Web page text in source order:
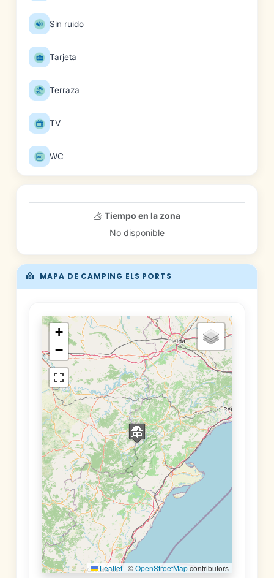
Sin ruido
Tarjeta
Terraza
TV
WC
MAPA DE CAMPING ELS PORTS
+
−
Leaflet | ©OpenStreetMapcontributors
Tiempo en la zona
No disponible